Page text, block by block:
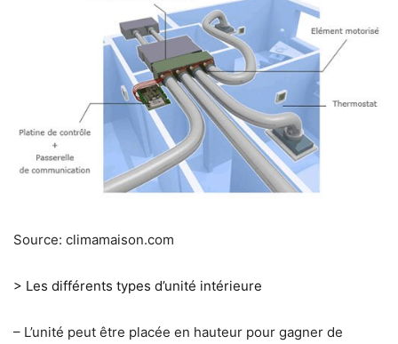
Source: climamaison.com
> Les différents types d’unité intérieure
– L’unité peut être placée en hauteur pour gagner de